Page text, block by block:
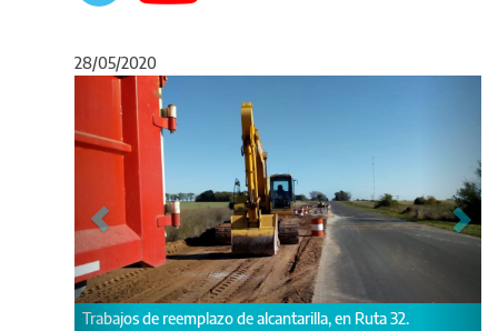
28/05/2020
de reemplazo de alcantarilla, en Ruta 32.
Comenzaron a
Anterior